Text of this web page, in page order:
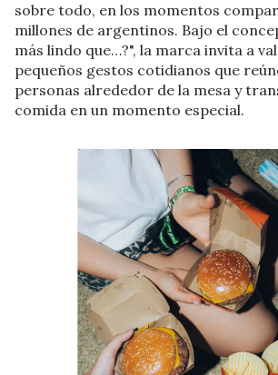
sobre todo, en los momentos
millones de argentinos. Bajo el
más lindo que…?", la marca invita a
pequeños gestos cotidianos que
personas alrededor de la mesa y
comida en un momento especial.